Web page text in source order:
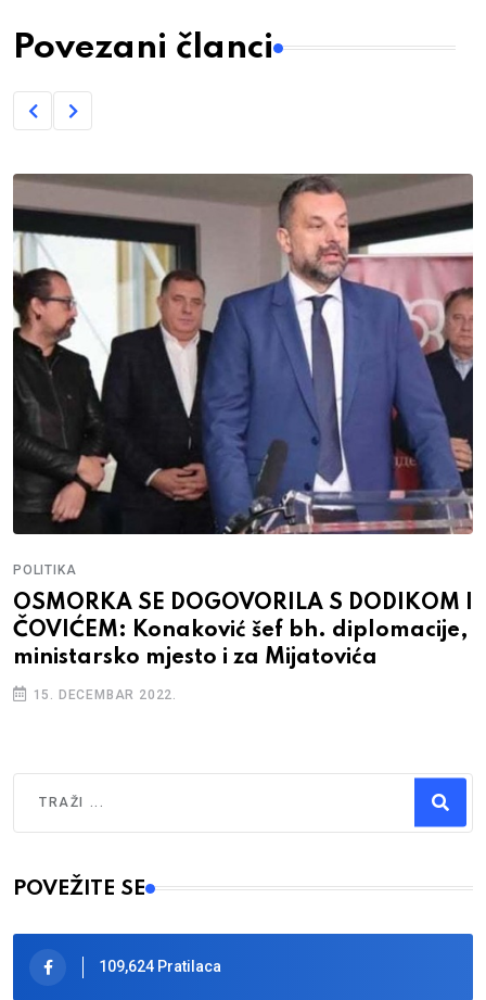
Povezani članci
POLITIKA
OSMORKA SE DOGOVORILA S DODIKOM I
ČOVIĆEM: Konaković šef bh. diplomacije,
ministarsko mjesto i za Mijatovića
15. DECEMBAR 2022.
Type 2 or more characters for results.
POVEŽITE SE
109,624 Pratilaca